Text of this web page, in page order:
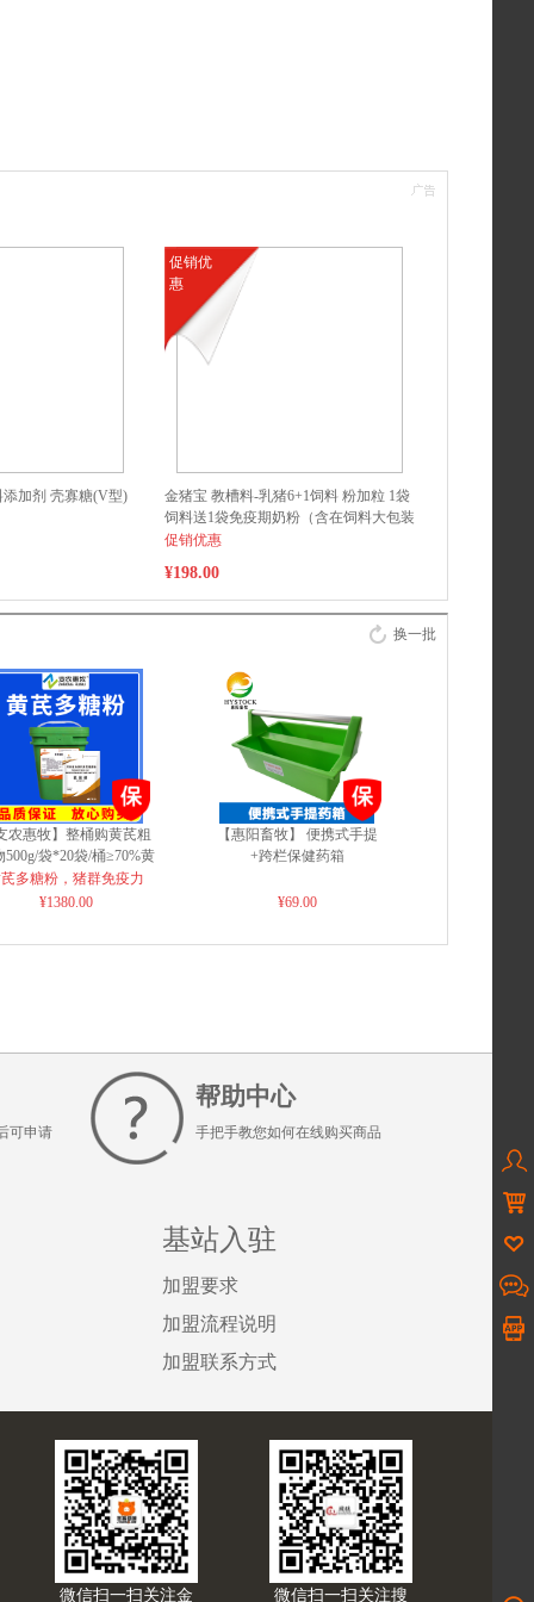




加剂 壳寡糖(V型)
促销优
惠
金猪宝 教槽料-乳猪6+1饲料 粉加粒 1袋
饲料送1袋免疫期奶粉（含在饲料大包装
内）（云南、新疆、青海、西藏、广东
促销优惠
¥198.00
换一批
农惠牧】整桶购黄芪粗
500g/袋*20袋/桶≥70%黄
糖粉饲料添加剂僵猪
多糖粉，猪群免疫力
¥1380.00
【惠阳畜牧】 便携式手提
+跨栏保健药箱
¥69.00
可申请
帮助中心
手把手教您如何在线购买商品
基站入驻
加盟要求
加盟流程说明
加盟联系方式
微信扫一扫关注金 微信扫一扫关注搜